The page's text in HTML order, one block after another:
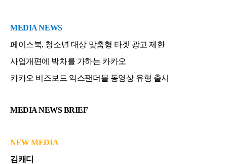
MEDIA NEWS
페이스북, 청소년 대상 맞춤형 타겟 광고 제한
사업개편에 박차를 가하는 카카오
카카오 비즈보드 익스팬더블 동영상 유형 출시
MEDIA NEWS BRIEF
NEW MEDIA
김캐디